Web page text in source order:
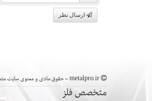
ارسال نظر
متخصص فلز